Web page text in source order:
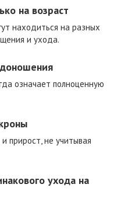
на возраст
находиться на разных
и ухода.
означает полноценную
прирост, не учитывая
ухода на